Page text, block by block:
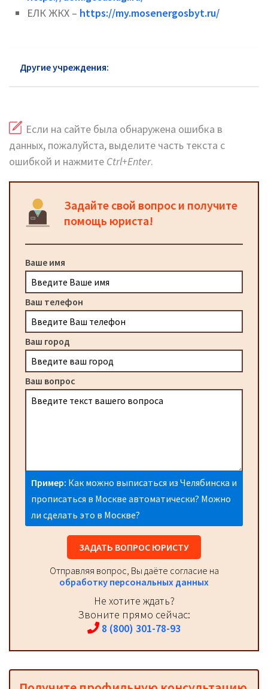
ЕЛК ЖКХ – https://my.mosenergosbyt.ru/
Другие учреждения:
Если на сайте была обнаружена ошибка в
данных, пожалуйста, выделите часть текста с
ошибкой и нажмите Ctrl+Enter.
Задайте свой вопрос и получите
помощь юриста!
Ваше имя
Ваш телефон
Ваш город
Ваш вопрос
Пример: Как можно выписаться из Челябинска и
прописаться в Москве автоматически? Можно
ли сделать это в Москве?
ЗАДАТЬ ВОПРОС ЮРИСТУ
Отправляя вопрос, Вы даёте согласие на
обработку персональных данных
Не хотите ждать?
Звоните прямо сейчас:
8 (800) 301-78-93